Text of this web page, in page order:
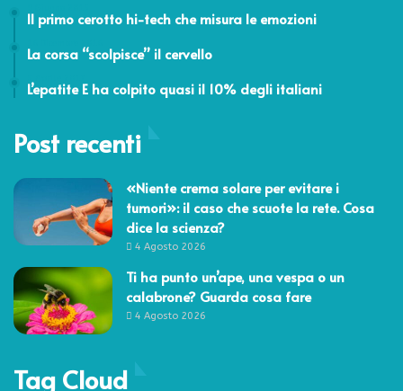
Il primo cerotto hi-tech che misura le emozioni
La corsa “scolpisce” il cervello
L’epatite E ha colpito quasi il 10% degli italiani
Post recenti
«Niente crema solare per evitare i
tumori»: il caso che scuote la rete. Cosa
dice la scienza?
4 Agosto 2026
Ti ha punto un’ape, una vespa o un
calabrone? Guarda cosa fare
4 Agosto 2026
Tag Cloud